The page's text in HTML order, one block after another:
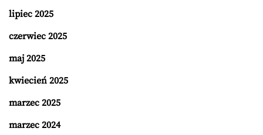
lipiec 2025
czerwiec 2025
maj 2025
kwiecień 2025
marzec 2025
marzec 2024